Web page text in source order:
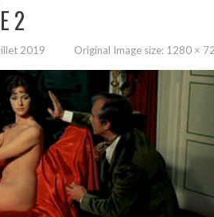
2
2019 Original Image size: 1280 ×